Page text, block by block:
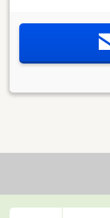
ア」採用